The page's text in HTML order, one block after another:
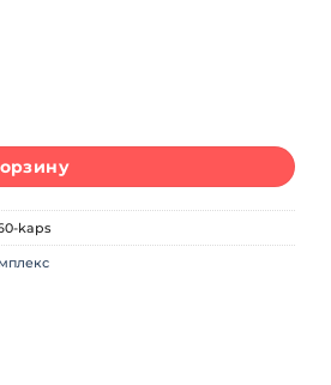
NNMTI (60 капс)
kaps